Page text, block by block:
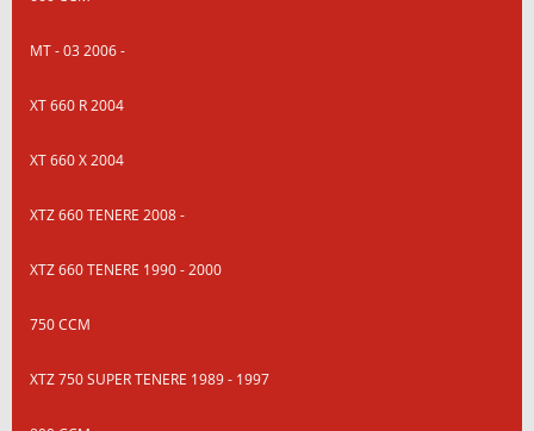
MT - 03 2006 -
XT 660 R 2004
XT 660 X 2004
XTZ 660 TENERE 2008 -
XTZ 660 TENERE 1990 - 2000
750 CCM
XTZ 750 SUPER TENERE 1989 - 1997